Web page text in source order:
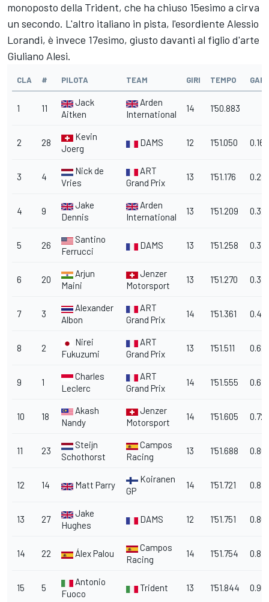
monoposto della Trident, che ha chiuso 15esimo a cirva
un secondo. L'altro italiano in pista, l'esordiente Alessio
Lorandi, è invece 17esimo, giusto davanti al figlio d'arte
Giuliano Alesi.
CLA # PILOTA TEAM GIRI TEMPO GAP
1 11
Jack
Aitken
Arden
International
14 1'50.883
2 28
Kevin
Joerg
DAMS 12 1'51.050 0.167
3 4
Nick de
Vries
ART
Grand Prix
13 1'51.176
4 9
Jake
Dennis
Arden
International
13 1'51.209
5 26
Santino
Ferrucci
DAMS 13 1'51.258
6 20
Arjun
Maini
Jenzer
Motorsport
13 1'51.270
7 3
Alexander
Albon
ART
Grand Prix
14 1'51.361
8 2
Nirei
Fukuzumi
ART
Grand Prix
13 1'51.511
9 1
Charles
Leclerc
ART
Grand Prix
14 1'51.555
10 18
Akash
Nandy
Jenzer
Motorsport
14 1'51.605
11 23
Steijn
Schothorst
Campos
Racing
13 1'51.688
12 14 Matt Parry
Koiranen
GP
14 1'51.721
13 27
Jake
Hughes
DAMS 12 1'51.751
14 22 Álex Palou
Campos
Racing
14 1'51.754 0.871
15 5
Antonio
Fuoco
Trident 13 1'51.844 0.961